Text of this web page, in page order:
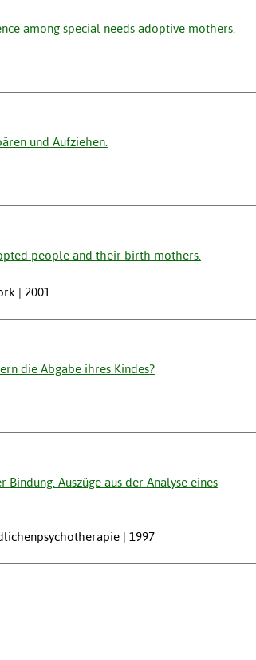
among special needs adoptive mothers.
und Aufziehen.
people and their birth mothers.
| 2001
die Abgabe ihres Kindes?
Auszüge aus der Analyse eines
| 1997